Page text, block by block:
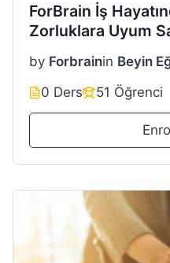
ForBrain İş
Zorluklara Uyum
by Forbrainin Beyin
0 Ders
51 Öğrenci